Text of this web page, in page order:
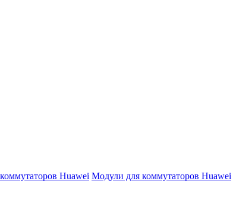
Huawei Модули для коммутаторов Huawei